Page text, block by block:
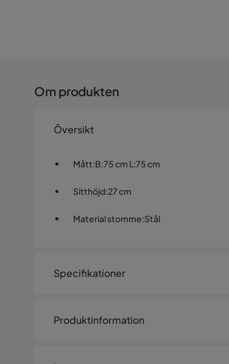
Om produkten
Översikt
Mått:B:75 cm L:75 cm
Sitthöjd:27 cm
Material stomme:Stål
Specifikationer
Storlek
Produktinformation